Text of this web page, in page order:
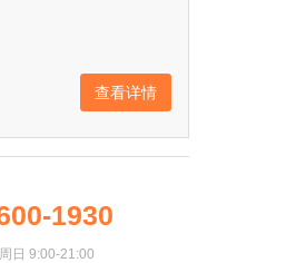
查看详情
1930
日 9:00-21:00